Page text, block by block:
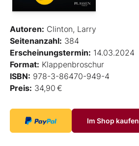
Autoren: Clinton, Larry
Seitenanzahl: 384
Erscheinungstermin: 14.03.2024
Format: Klappenbroschur
ISBN: 978-3-86470-949-4
Preis: 34,90 €
Im Shop kaufen